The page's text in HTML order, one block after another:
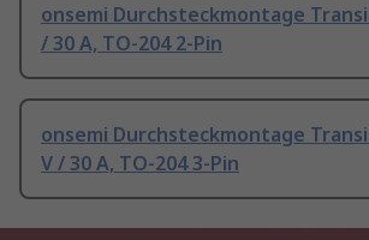
onsemi Durchsteckmontage
/ 30 A, TO-204 2-Pin
onsemi Durchsteckmontage
V / 30 A, TO-204 3-Pin